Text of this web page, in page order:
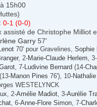
15h00
0-1 (0-0)
de Christophe Milliot
Garry 57'
70' pour Gravelines, Sophie
, 2-Marie-Claude Herlem , 3-
, 7- Ludivine Bernard (14-
(13-Manon Pines 76'), 10-
WESTELYNCK
, 2-Amélie Madiot , 3-Aurélie
, 6-Anne-Flore Simon , 7-